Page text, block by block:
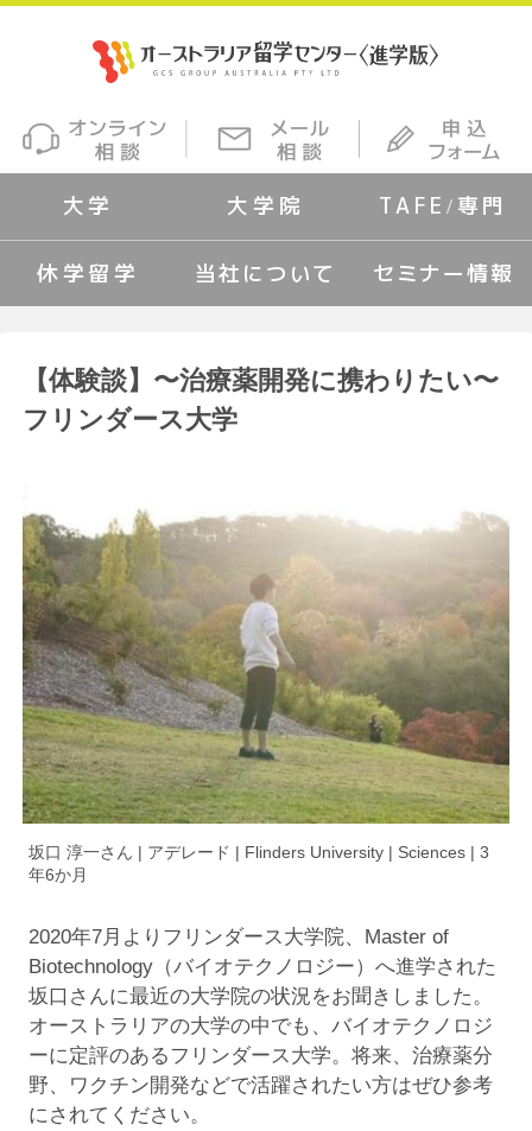
大学 大学院 TAFE/専門
休学留学 当社について セミナー情報
【体験談】〜治療薬開発に携わりたい〜
フリンダース大学
坂口 淳一さん | アデレード | Flinders University | Sciences | 3
年6か月
2020年7月よりフリンダース大学院、Master of
Biotechnology（バイオテクノロジー）へ進学された
坂口さんに最近の大学院の状況をお聞きしました。
オーストラリアの大学の中でも、バイオテクノロジ
ーに定評のあるフリンダース大学。将来、治療薬分
野、ワクチン開発などで活躍されたい方はぜひ参考
にされてください。